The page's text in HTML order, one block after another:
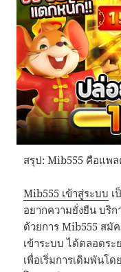
สรุป: Mib555 คือแพ
Mib555 เข้าสู่ระบบ เ
อยากความยั่งยืน บริ
ด้วยการ Mib555 สมั
เข้าระบบ ได้ตลอดระ
เพื่อเริ่มการเดิมพันโ